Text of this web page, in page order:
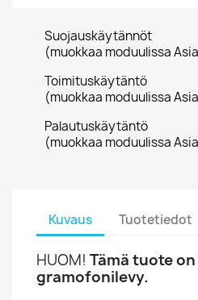
Suojauskäytännöt
(muokkaa moduulissa
Toimituskäytäntö
(muokkaa moduulissa
Palautuskäytäntö
(muokkaa moduulissa
Kuvaus Tuotetiedot
HUOM! Tämä tuote
gramofonilevy.